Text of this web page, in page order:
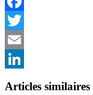
Facebook
Twitter
Email
Articles similaires